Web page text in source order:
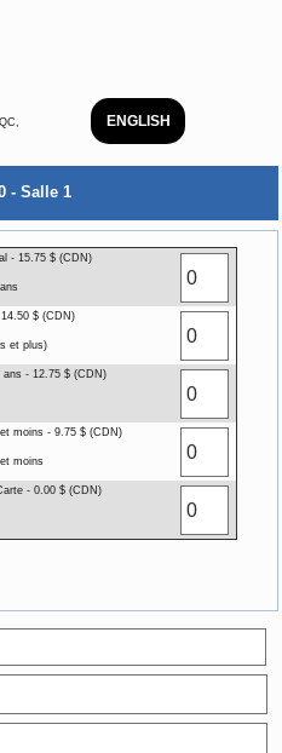
ENGLISH
- Salle 1
- 15.75 $ (CDN)
$ (CDN)
et plus)
ans - 12.75 $ (CDN)
moins - 9.75 $ (CDN)
moins
- 0.00 $ (CDN)